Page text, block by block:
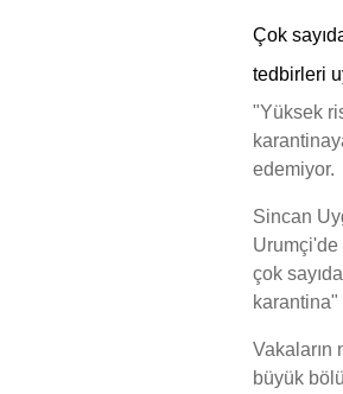
Çok
tedbirleri
"Yüksek
edemiyor.
Sincan
Urumçi'de
çok
karantina"
Vakaların
büyük